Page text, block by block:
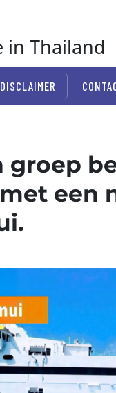
in Thailand
DISCLAIMER
groep
een